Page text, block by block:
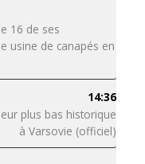
16 de ses
usine de canapés en
14:36
plus bas historique
à Varsovie (officiel)